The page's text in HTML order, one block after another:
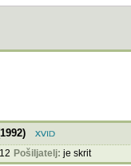
Pošiljatelj: je skrit